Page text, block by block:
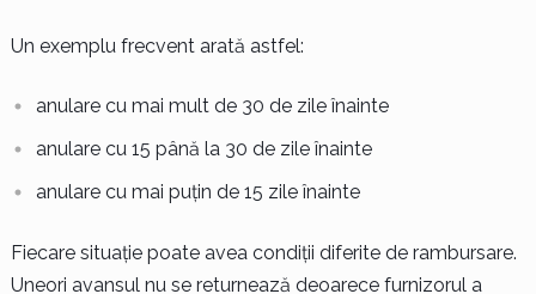
Un exemplu frecvent arată astfel:
anulare cu mai mult de 30 de zile înainte
anulare cu 15 până la 30 de zile înainte
anulare cu mai puțin de 15 zile înainte
Fiecare situație poate avea condiții diferite de rambursare.
Uneori avansul nu se returnează deoarece furnizorul a